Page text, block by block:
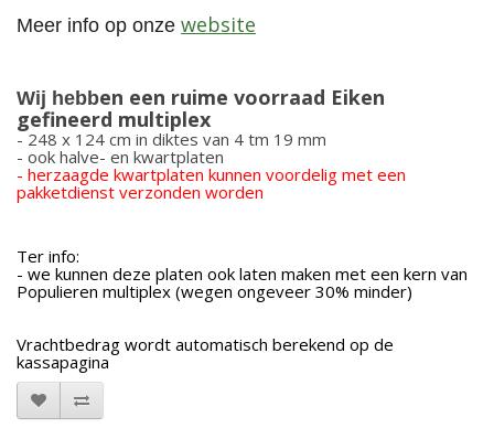
Meer info op onze website
Wij hebben een ruime voorraad Eiken
gefineerd multiplex
- 248 x 124 cm in diktes van 4 tm 19 mm
- ook halve- en kwartplaten
- herzaagde kwartplaten kunnen voordelig met een
pakketdienst verzonden worden
Ter info:
- we kunnen deze platen ook laten maken met een kern van
Populieren multiplex (wegen ongeveer 30% minder)
Vrachtbedrag wordt automatisch berekend op de
kassapagina